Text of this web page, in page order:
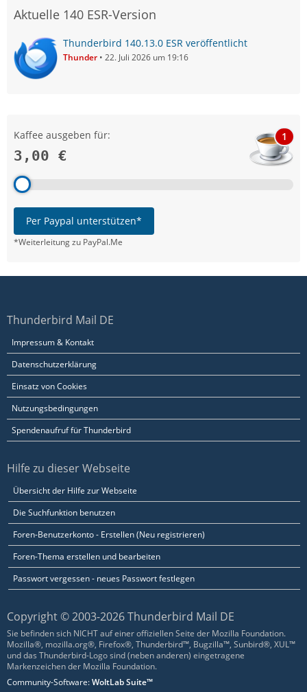
Aktuelle 140 ESR-Version
Thunderbird 140.13.0 ESR veröffentlicht
Thunder 22. Juli 2026 um 19:16
Kaffee ausgeben für:
3,00 €
1
Per Paypal unterstützen*
*Weiterleitung zu PayPal.Me
Thunderbird Mail DE
Impressum & Kontakt
Datenschutzerklärung
Einsatz von Cookies
Nutzungsbedingungen
Spendenaufruf für Thunderbird
Hilfe zu dieser Webseite
Übersicht der Hilfe zur Webseite
Die Suchfunktion benutzen
Foren-Benutzerkonto - Erstellen (Neu registrieren)
Foren-Thema erstellen und bearbeiten
Passwort vergessen - neues Passwort festlegen
Copyright © 2003-2026 Thunderbird Mail DE
Sie befinden sich NICHT auf einer offiziellen Seite der Mozilla Foundation.
Mozilla®, mozilla.org®, Firefox®, Thunderbird™, Bugzilla™, Sunbird®, XUL™
und das Thunderbird-Logo sind (neben anderen) eingetragene
Markenzeichen der Mozilla Foundation.
Community-Software:WoltLab Suite™